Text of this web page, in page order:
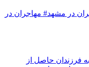
در مشهد# مهاجران در